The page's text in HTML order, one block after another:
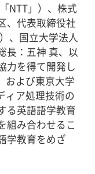
NTT」）、株式
、代表取締役社
、国立大学法人
長：五神 真、以
力を得て開発し
および東京大学
ィア処理技術の
る英語語学教育
組み合わせるこ
学教育をめざ